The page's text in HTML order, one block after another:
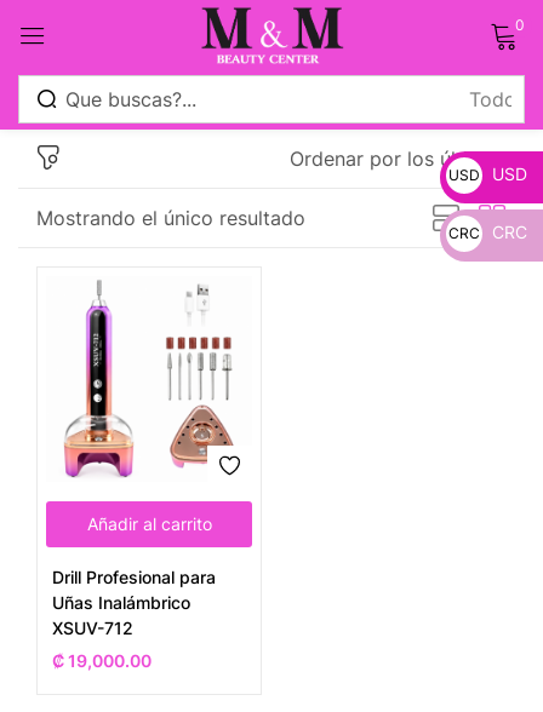
0
Mostrando el único resultado
Ordenar por los últimos
Añadir al carrito
Drill Profesional para
Uñas Inalámbrico
XSUV-712
₡19,000.00
USD
_
USD
CRC CRC
Sign in
Remember me
Crear una cuenta